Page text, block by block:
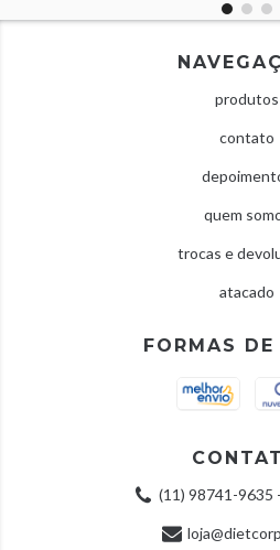
produtos
contato
quem
trocas e
atacado
FORMAS
(11) 98741-9635